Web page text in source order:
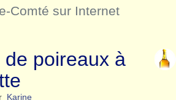
Comté sur Internet
de poireaux à
Karine